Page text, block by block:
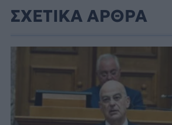
ΣΧΕΤΙΚΑ ΑΡΘΡΑ